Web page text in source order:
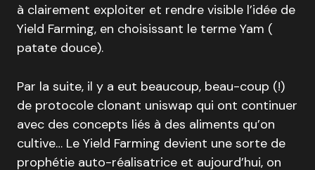
à clairement exploiter et rendre visible l’idée de
Yield Farming, en choisissant le terme Yam (
patate douce).
Par la suite, il y a eut beaucoup, beau-coup (!)
de protocole clonant uniswap qui ont continuer
avec des concepts liés à des aliments qu’on
cultive… Le Yield Farming devient une sorte de
prophétie auto-réalisatrice et aujourd’hui, on